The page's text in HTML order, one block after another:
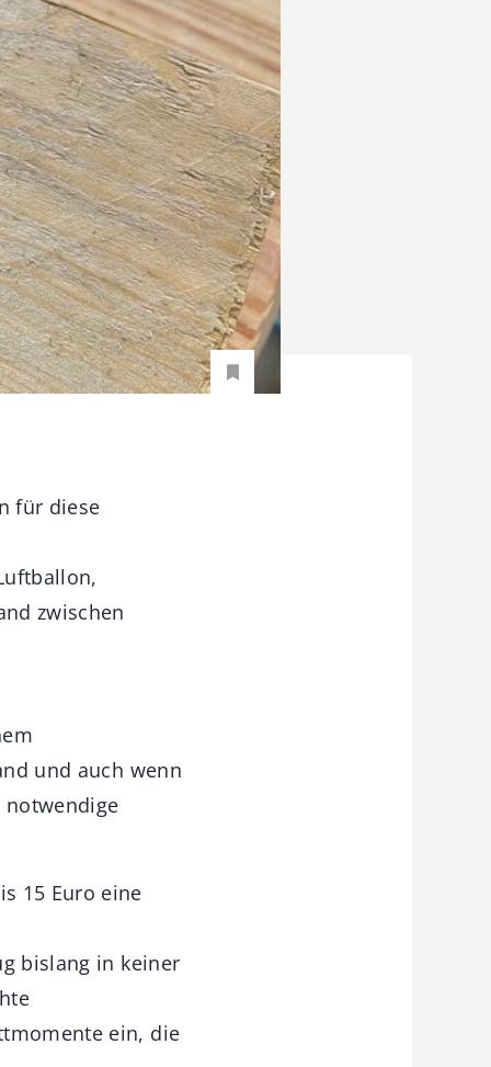
für diese
zwischen
und auch wenn
15 Euro eine
bislang in keiner
ein, die